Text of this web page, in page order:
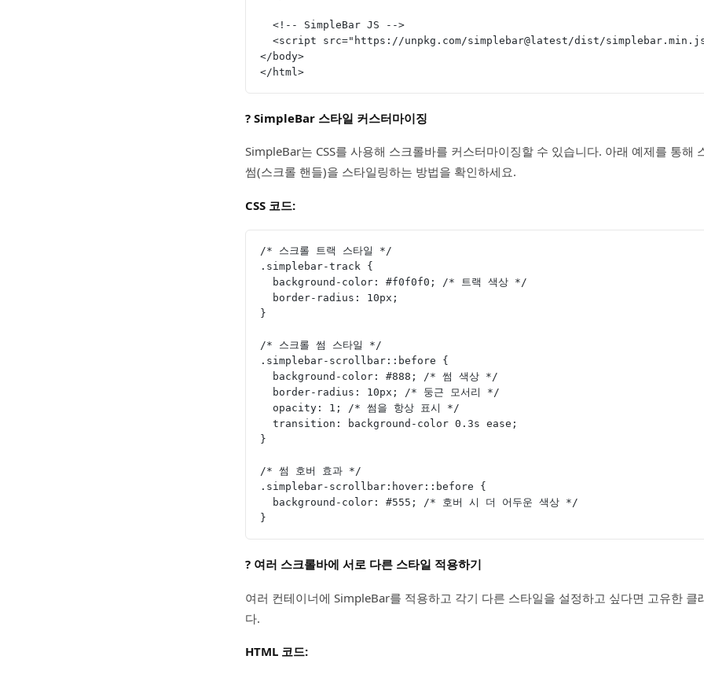
  <!-- SimpleBar JS -->
<script src="https://unpkg.com/simplebar@latest/dist/
</body>
</html>
? SimpleBar 스타일 커스터마이징
SimpleBar는 CSS를 사용해 스크롤바를 커스터마이징할 수 있습니다. 아래 예제를 통해
썸(스크롤 핸들)을 스타일링하는 방법을 확인하세요.
CSS 코드:
/* 스크롤 트랙 스타일 */
.simplebar-track {
  background-color: #f0f0f0; /* 트랙 색상 */
  border-radius: 10px;
}
/* 스크롤 썸 스타일 */
.simplebar-scrollbar::before {
  background-color: #888; /* 썸 색상 */
  border-radius: 10px; /* 둥근 모서리 */
  opacity: 1; /* 썸을 항상 표시 */
  transition: background-color 0.3s ease;
}
/* 썸 호버 효과 */
.simplebar-scrollbar:hover::before {
  background-color: #555; /* 호버 시 더 어두운 색상 */
}
? 여러 스크롤바에 서로 다른 스타일 적용하기
여러 컨테이너에 SimpleBar를 적용하고 각기 다른 스타일을 설정하고 싶다면 고유한 클
다.
HTML 코드: